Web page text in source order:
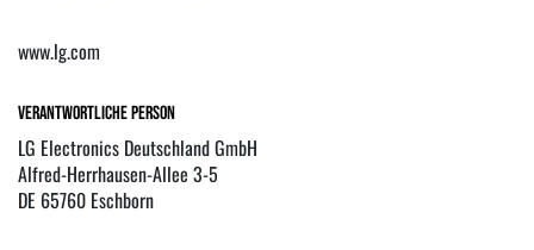
www.lg.com
Verantwortliche Person
LG Electronics Deutschland GmbH
Alfred-Herrhausen-Allee 3-5
DE 65760 Eschborn